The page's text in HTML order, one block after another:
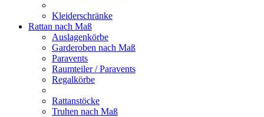
Kleiderschränke
Rattan nach Maß
Auslagenkörbe
Garderoben nach Maß
Paravents
Raumteiler / Paravents
Regalkörbe
Rattanstöcke
Truhen nach Maß